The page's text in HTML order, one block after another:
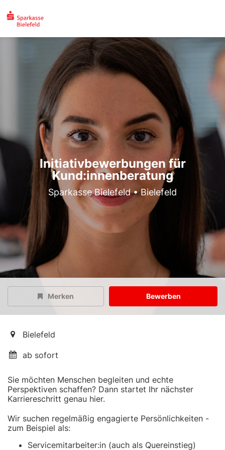
Initiativbewerbungen für
Kund:innenberatung
Sparkasse Bielefeld • Bielefeld
Merken Bewerben
Bielefeld
ab sofort
Sie möchten Menschen begleiten und echte
Perspektiven schaffen? Dann startet Ihr nächster
Karriereschritt genau hier.
Wir suchen regelmäßig engagierte Persönlichkeiten -
zum Beispiel als:
Servicemitarbeiter:in (auch als Quereinstieg)